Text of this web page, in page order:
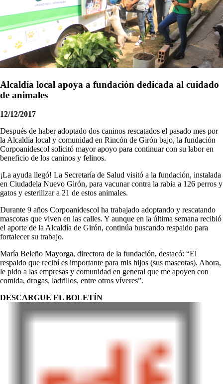
Alcaldía local apoya a fundación dedicada al cuidado
de animales
12/12/2017
​​Después de haber adoptado dos caninos rescatados el pasado mes por
la Alcaldía local y comunidad en Rincón de Girón bajo, la fundación
Corpoanidescol solicitó mayor apoyo para continuar con su labor en
beneficio de los caninos y felinos.
¡La ayuda llegó! La Secretaría de Salud visitó a la fundación, instalada
en Ciudadela Nuevo Girón, para vacunar contra la rabia a 126 perros y
gatos y esterilizar a 21 de estos animales.
Durante 9 años Corpoanidescol ha trabajado adoptando y rescatando
mascotas que viven en las calles. Y aunque en la última semana recibió
el aporte de la Alcaldía de Girón, continúa buscando respaldo para
fortalecer su trabajo.
María Beleño Mayorga, directora de la fundación, destacó: “El
respaldo que recibí es importante para mis hijos (sus mascotas). Ahora,
le pido a las empresas y comunidad en general que me apoyen con
comida, drogas, ladrillos, entre otros víveres”.
​DESCARGUE EL BOLETÍN